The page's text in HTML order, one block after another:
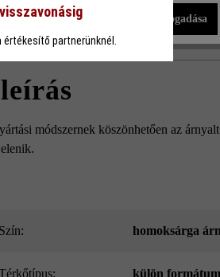
módszernek köszönhetően az
Szín: homoksárga
Térkőtípus: külön formátum
elfogadása Minden cookie elfogadása
partnerünknél.